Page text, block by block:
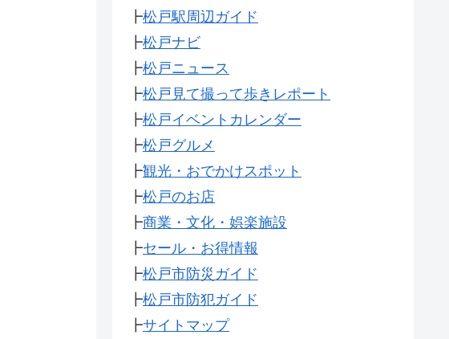
┣松戸駅周辺ガイド
┣松戸ナビ
┣松戸ニュース
┣松戸見て撮って歩きレポート
┣松戸イベントカレンダー
┣松戸グルメ
┣観光・おでかけスポット
┣松戸のお店
┣商業・文化・娯楽施設
┣セール・お得情報
┣松戸市防災ガイド
┣松戸市防犯ガイド
┣サイトマップ